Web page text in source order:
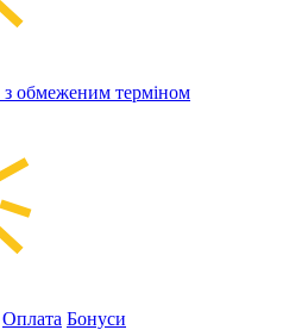
з обмеженим терміном
Оплата Бонуси